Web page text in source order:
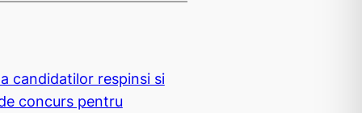
candidatilor respinsi si
concurs pentru